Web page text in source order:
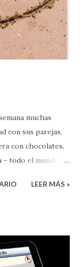
Pero saben
esta plegaria a
está mal?
muchas
con sus parejas,
con chocolates,
- todo el mundo
una cualidad
que el amor al
es el amor
LEER MÁS »